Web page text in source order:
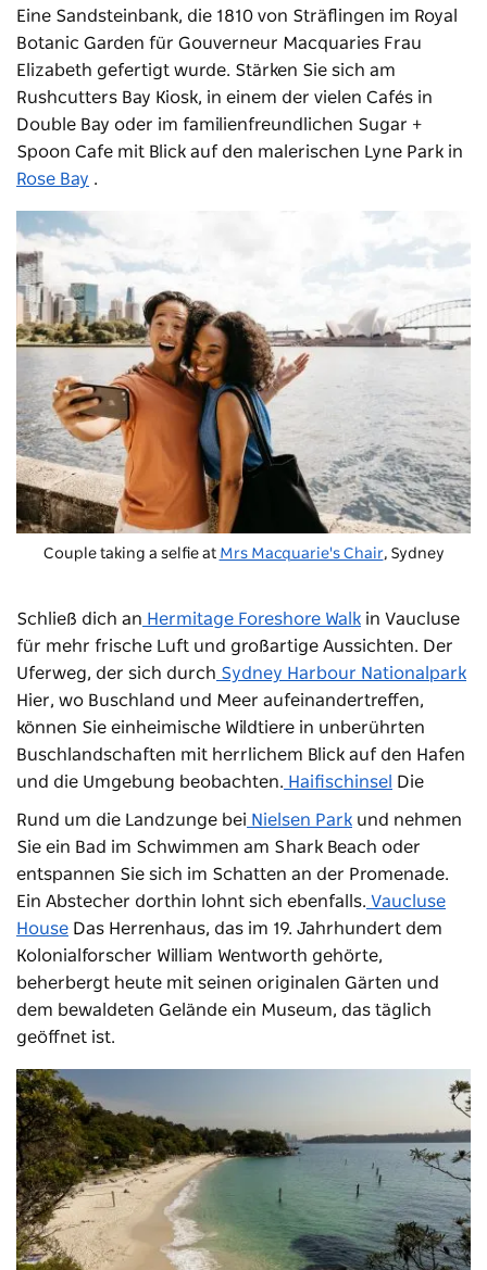
Eine Sandsteinbank, die 1810 von Sträflingen im Royal
Botanic Garden für Gouverneur Macquaries Frau
Elizabeth gefertigt wurde. Stärken Sie sich am
Rushcutters Bay Kiosk, in einem der vielen Cafés in
Double Bay oder im familienfreundlichen Sugar +
Spoon Cafe mit Blick auf den malerischen Lyne Park in
Rose Bay .
Couple taking a selfie at Mrs Macquarie's Chair, Sydney
Schließ dich an Hermitage Foreshore Walk in Vaucluse
für mehr frische Luft und großartige Aussichten. Der
Uferweg, der sich durch Sydney Harbour Nationalpark
Hier, wo Buschland und Meer aufeinandertreffen,
können Sie einheimische Wildtiere in unberührten
Buschlandschaften mit herrlichem Blick auf den Hafen
und die Umgebung beobachten. Haifischinsel Die
Rund um die Landzunge bei Nielsen Park und nehmen
Sie ein Bad im Schwimmen am Shark Beach oder
entspannen Sie sich im Schatten an der Promenade.
Ein Abstecher dorthin lohnt sich ebenfalls. Vaucluse
House Das Herrenhaus, das im 19. Jahrhundert dem
Kolonialforscher William Wentworth gehörte,
beherbergt heute mit seinen originalen Gärten und
dem bewaldeten Gelände ein Museum, das täglich
geöffnet ist.